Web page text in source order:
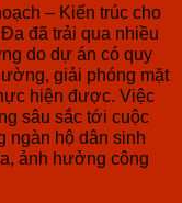
– Kiến trúc cho
đã trải qua nhiều
do dự án có quy
giải phóng mặt
hiện được. Việc
sâu sắc tới cuộc
ngàn hộ dân sinh
ảnh hưởng công